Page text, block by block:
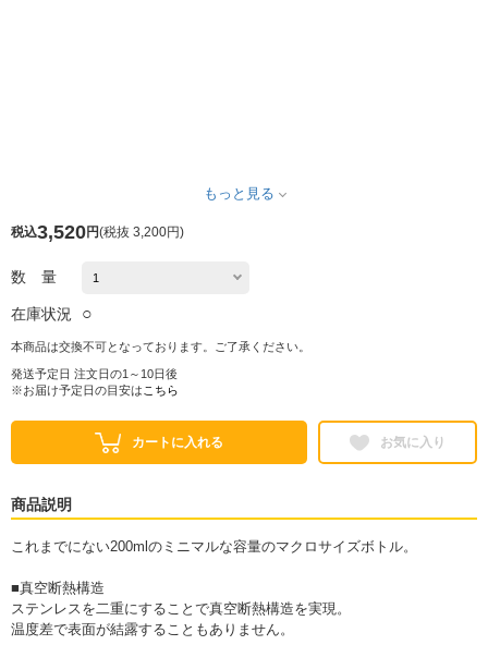
もっと見る
税込3,520円(税抜 3,200円)
数 量
在庫状況 ○
本商品は交換不可となっております。ご了承ください。
発送予定日 注文日の1～10日後
※お届け予定日の目安は こちら
カートに入れる お気に入り
商品説明
これまでにない200mlのミニマルな容量のマクロサイズボトル。
■真空断熱構造
ステンレスを二重にすることで真空断熱構造を実現。
温度差で表面が結露することもありません。